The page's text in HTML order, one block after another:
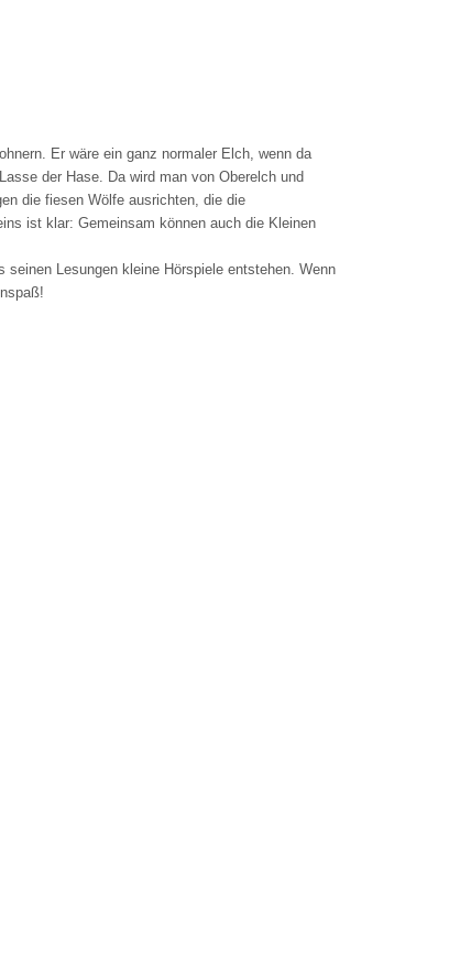
Er wäre ein ganz normaler Elch, wenn da
der Hase. Da wird man von Oberelch und
die fiesen Wölfe ausrichten, die die
ist klar: Gemeinsam können auch die Kleinen
Lesungen kleine Hörspiele entstehen. Wenn